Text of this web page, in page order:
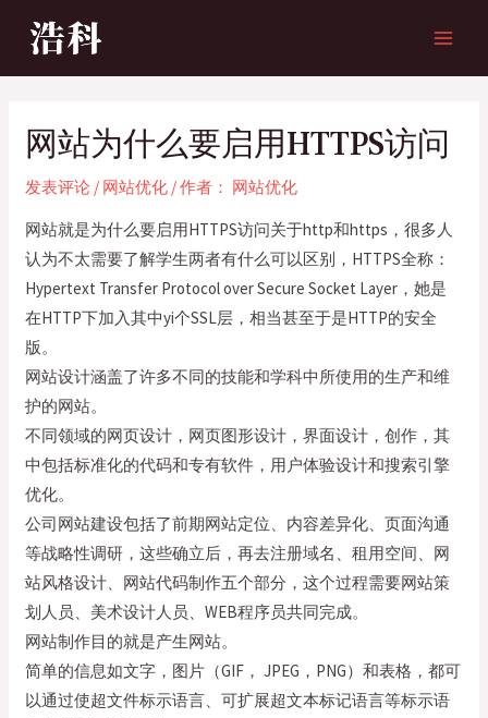
内
网站为什么要启用HTTPS访问
发表评论 / 网站优化 / 作者： 网站优化
网站就是为什么要启用HTTPS访问关于http和https，很多人
认为不太需要了解学生两者有什么可以区别，HTTPS全称：
Hypertext Transfer Protocol over Secure Socket Layer，她是
在HTTP下加入其中yi个SSL层，相当甚至于是HTTP的安全
版。
网站设计涵盖了许多不同的技能和学科中所使用的生产和维
护的网站。
不同领域的网页设计，网页图形设计，界面设计，创作，其
中包括标准化的代码和专有软件，用户体验设计和搜索引擎
优化。
公司网站建设包括了前期网站定位、内容差异化、页面沟通
等战略性调研，这些确立后，再去注册域名、租用空间、网
站风格设计、网站代码制作五个部分，这个过程需要网站策
划人员、美术设计人员、WEB程序员共同完成。
网站制作目的就是产生网站。
简单的信息如文字，图片（GIF， JPEG，PNG）和表格，都可
以通过使超文件标示语言、可扩展超文本标记语言等标示语